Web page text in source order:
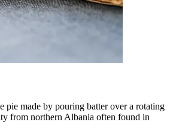
pie made by pouring batter over a rotating
from northern Albania often found in